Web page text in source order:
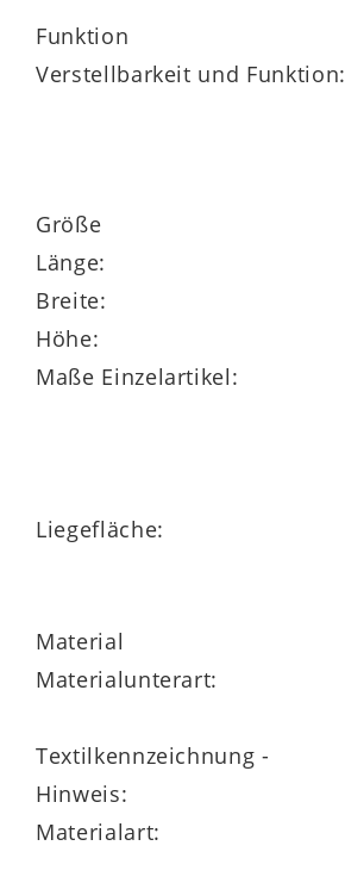
Funktion
Verstellbarkeit und Funktion:
Größe
Länge:
Breite:
Höhe:
Maße Einzelartikel:
Liegefläche:
Material
Materialunterart:
Textilkennzeichnung -
Hinweis:
Materialart: